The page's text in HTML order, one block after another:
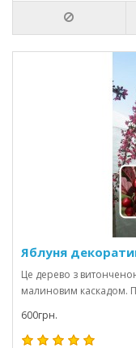
Яблуня
Це дерево з
малиновим каскадом.
600грн.